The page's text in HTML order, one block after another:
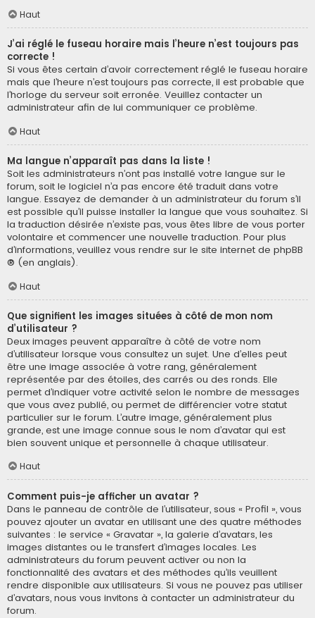
Haut
J’ai réglé le fuseau horaire mais l’heure n’est toujours pas
correcte !
Si vous êtes certain d’avoir correctement réglé le fuseau horaire
mais que l’heure n’est toujours pas correcte, il est probable que
l’horloge du serveur soit erronée. Veuillez contacter un
administrateur afin de lui communiquer ce problème.
Haut
Ma langue n’apparaît pas dans la liste !
Soit les administrateurs n’ont pas installé votre langue sur le
forum, soit le logiciel n’a pas encore été traduit dans votre
langue. Essayez de demander à un administrateur du forum s’il
est possible qu’il puisse installer la langue que vous souhaitez. Si
la traduction désirée n’existe pas, vous êtes libre de vous porter
volontaire et commencer une nouvelle traduction. Pour plus
d’informations, veuillez vous rendre sur le site internet de phpBB
® (en anglais).
Haut
Que signifient les images situées à côté de mon nom
d’utilisateur ?
Deux images peuvent apparaître à côté de votre nom
d’utilisateur lorsque vous consultez un sujet. Une d’elles peut
être une image associée à votre rang, généralement
représentée par des étoiles, des carrés ou des ronds. Elle
permet d’indiquer votre activité selon le nombre de messages
que vous avez publié, ou permet de différencier votre statut
particulier sur le forum. L’autre image, généralement plus
grande, est une image connue sous le nom d’avatar qui est
bien souvent unique et personnelle à chaque utilisateur.
Haut
Comment puis-je afficher un avatar ?
Dans le panneau de contrôle de l’utilisateur, sous « Profil », vous
pouvez ajouter un avatar en utilisant une des quatre méthodes
suivantes : le service « Gravatar », la galerie d’avatars, les
images distantes ou le transfert d’images locales. Les
administrateurs du forum peuvent activer ou non la
fonctionnalité des avatars et des méthodes qu’ils veuillent
rendre disponible aux utilisateurs. Si vous ne pouvez pas utiliser
d’avatars, nous vous invitons à contacter un administrateur du
forum.